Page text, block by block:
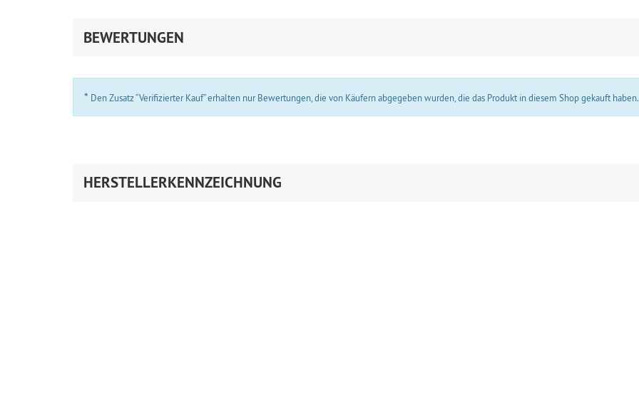
BEWERTUNGEN
* Den Zusatz “Verifizierter Kauf” erhalten nur Bewertungen, die von Käufern abgegeben wurden, die das Produkt in diesem Shop gekauft
HERSTELLERKENNZEICHNUNG